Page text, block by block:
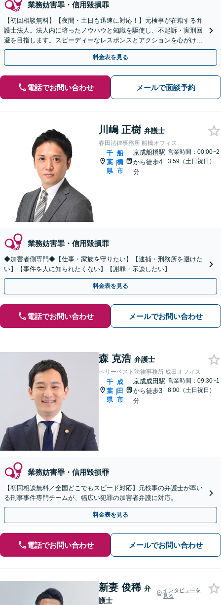
業務妨害罪・信用毀損罪
【初回相談無料】【夜間・土日も迅速に対応！】元検事が在籍する弁
護士法人。法人内に培ったノウハウと知識を駆使し、不起訴・実刑回
避を目指します。スピーディーなレスポンスとアクションを心がけ、
最善の解決を目指します【電話相談可】
料金表を見る
電話でお問い合わせ メールで面談予約
川嶋 正樹 弁護士
春田法律事務所 船橋オフィス
千
葉
県
|
船
橋
市
京成船橋駅
から徒歩4
分
営業時間：00:00~2
3:59（土日祝日）
業務妨害罪・信用毀損罪
◆加害者側専門◆【仕事・家族を守りたい】【逮捕・刑務所を避けた
い】【事件を人に知られたくない】【謝罪・示談したい】
料金表を見る
電話でお問い合わせ メールでお問い合わせ
森 克浩 弁護士
ベリーベスト法律事務所 成田オフィス
千
葉
県
|
成
田
市
京成成田駅
から徒歩3
分
営業時間：09:30~1
8:00（土日祝日）
業務妨害罪・信用毀損罪
【初回相談無料／全国どこでもスピード対応】元検事の弁護士が率い
る刑事事件専門チームが、幅広い犯罪の加害者弁護に対応。
料金表を見る
電話でお問い合わせ メールでお問い合わせ
新妻 俊稀 弁
護士
インタビューを
見る